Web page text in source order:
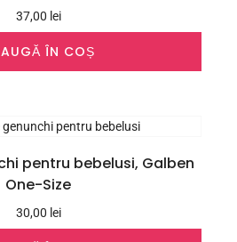
37,00 lei
ÎN COȘ
pentru bebelusi, Galben
One-Size
30,00 lei